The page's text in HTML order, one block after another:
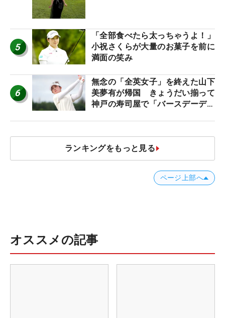
5
「全部食べたら太っちゃうよ！」
小祝さくらが大量のお菓子を前に
満面の笑み
6
無念の「全英女子」を終えた山下
美夢有が帰国 きょうだい揃って
神戸の寿司屋で「バースデーディ
ランキングをもっと見る
ページ上部へ
オススメの記事